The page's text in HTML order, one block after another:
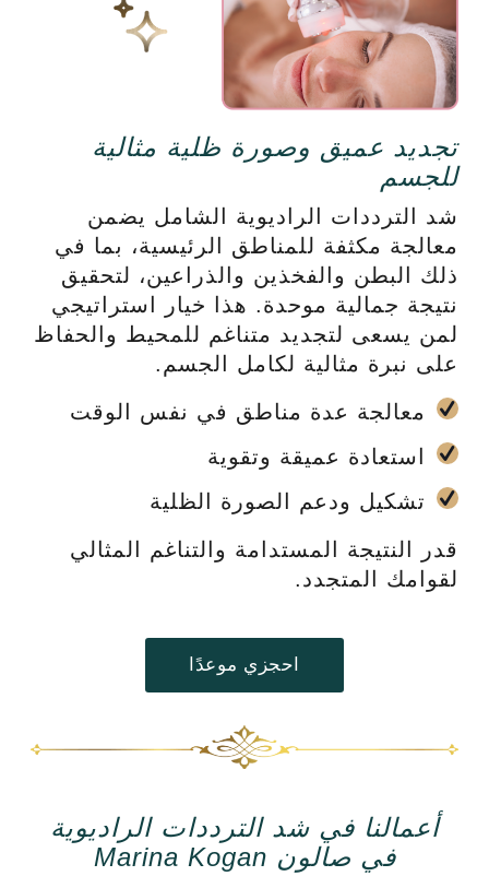
تجديد عميق وصورة ظلية مثالية
للجسم
شد الترددات الراديوية الشامل يضمن
معالجة مكثفة للمناطق الرئيسية، بما في
ذلك البطن والفخذين والذراعين، لتحقيق
نتيجة جمالية موحدة. هذا خيار استراتيجي
لمن يسعى لتجديد متناغم للمحيط والحفاظ
على نبرة مثالية لكامل الجسم.
معالجة عدة مناطق في نفس الوقت
استعادة عميقة وتقوية
تشكيل ودعم الصورة الظلية
قدر النتيجة المستدامة والتناغم المثالي
لقوامك المتجدد.
احجزي موعدًا
أعمالنا في شد الترددات الراديوية
في صالون Marina Kogan